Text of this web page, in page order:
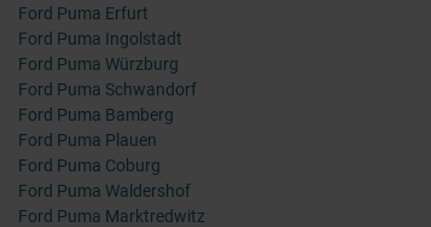
Ford Puma Erfurt
Ford Puma Ingolstadt
Ford Puma Würzburg
Ford Puma Schwandorf
Ford Puma Bamberg
Ford Puma Plauen
Ford Puma Coburg
Ford Puma Waldershof
Ford Puma Marktredwitz